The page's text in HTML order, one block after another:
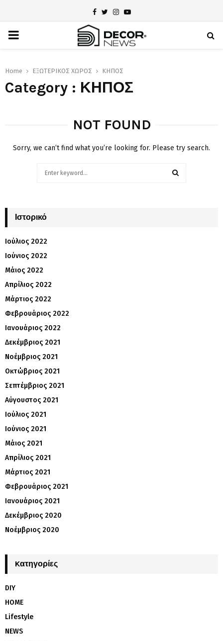
Facebook
TwitterInstagram
Youtube
PRIMARY
Home ΕΞΩΤΕΡΙΚΟΣ ΧΩΡΟΣ ΚΗΠΟΣ
Category : ΚΗΠΟΣ
NOT FOUND
Sorry, we can’t find what you’re looking for. Please try search.
Ιστορικό
Ιούλιος 2022
Ιούνιος 2022
Μάιος 2022
Απρίλιος 2022
Μάρτιος 2022
Φεβρουάριος 2022
Ιανουάριος 2022
Δεκέμβριος 2021
Νοέμβριος 2021
Οκτώβριος 2021
Σεπτέμβριος 2021
Αύγουστος 2021
Ιούλιος 2021
Ιούνιος 2021
Μάιος 2021
Απρίλιος 2021
Μάρτιος 2021
Φεβρουάριος 2021
Ιανουάριος 2021
Δεκέμβριος 2020
Νοέμβριος 2020
Kατηγορίες
DIY
HOME
Lifestyle
NEWS